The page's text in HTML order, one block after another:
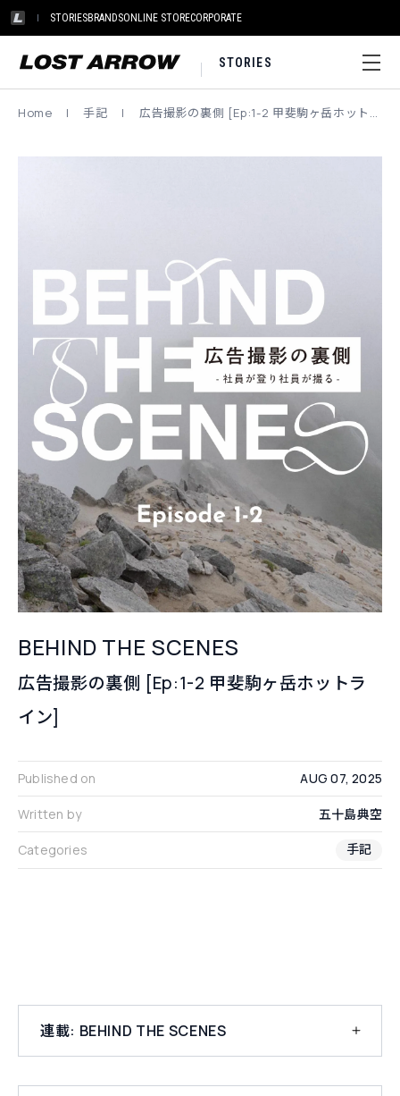
STORIESBRANDSONLINE STORECORPORATE
STORIES
Home | 手記 | 広告撮影の裏側 [Ep:1-2 甲斐駒ヶ岳ホットライン]
広告撮影の裏側 [Ep:1-2 甲
BEHIND THE SCENES
広告撮影の裏側 [Ep:1-2 甲斐駒ヶ岳ホットラ
イン]
Published on AUG 07, 2025
Written by 五十島典空
Categories 手記
連載: BEHIND THE SCENES
ン]